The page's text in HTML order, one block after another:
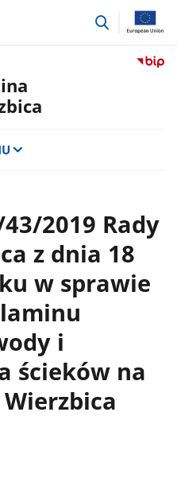
przejdź
Przejdź
2019 Rady
z dnia 18
w sprawie
i
ścieków na